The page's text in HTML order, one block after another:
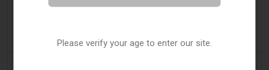
2 days ago
扩展至初始决定之外
Please verify your age to enter our site.